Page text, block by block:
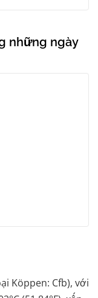
những ngày
Köppen: Cfb), với